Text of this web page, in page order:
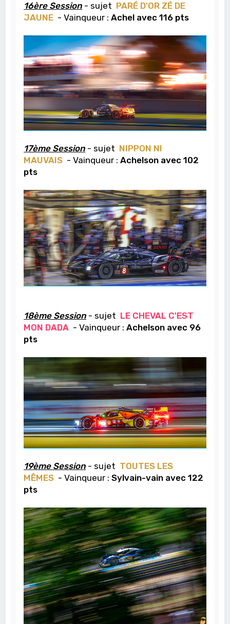
16ère Session - sujet PARÉ D'OR ZÉ DE
JAUNE - Vainqueur :Achel avec 116 pts
17ème Session - sujet NIPPON NI
MAUVAIS - Vainqueur :Achelson avec 102
pts
18ème Session - sujet LE CHEVAL C'EST
MON DADA - Vainqueur :Achelson avec 96
pts
19ème Session - sujet TOUTES LES
MÊMES - Vainqueur :Sylvain-vain avec 122
pts